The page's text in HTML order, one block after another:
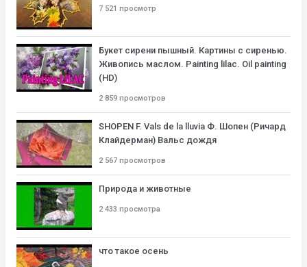
7 521 просмотр
Букет сирени пышный. Картины с сиренью.
Живопись маслом. Painting lilac. Oil painting
(HD)
2 859 просмотров
SHOPEN F. Vals de la lluvia Ф. Шопен (Ричард
Клайдерман) Вальс дождя
2 567 просмотров
Природа и животные
2 433 просмотра
что такое осень